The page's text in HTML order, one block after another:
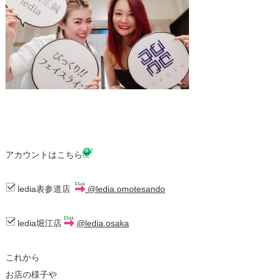
アカウントはこちら
ledia表参道店 @ledia.omotesando
ledia堀江店 @ledia.osaka
これから
お店の様子や